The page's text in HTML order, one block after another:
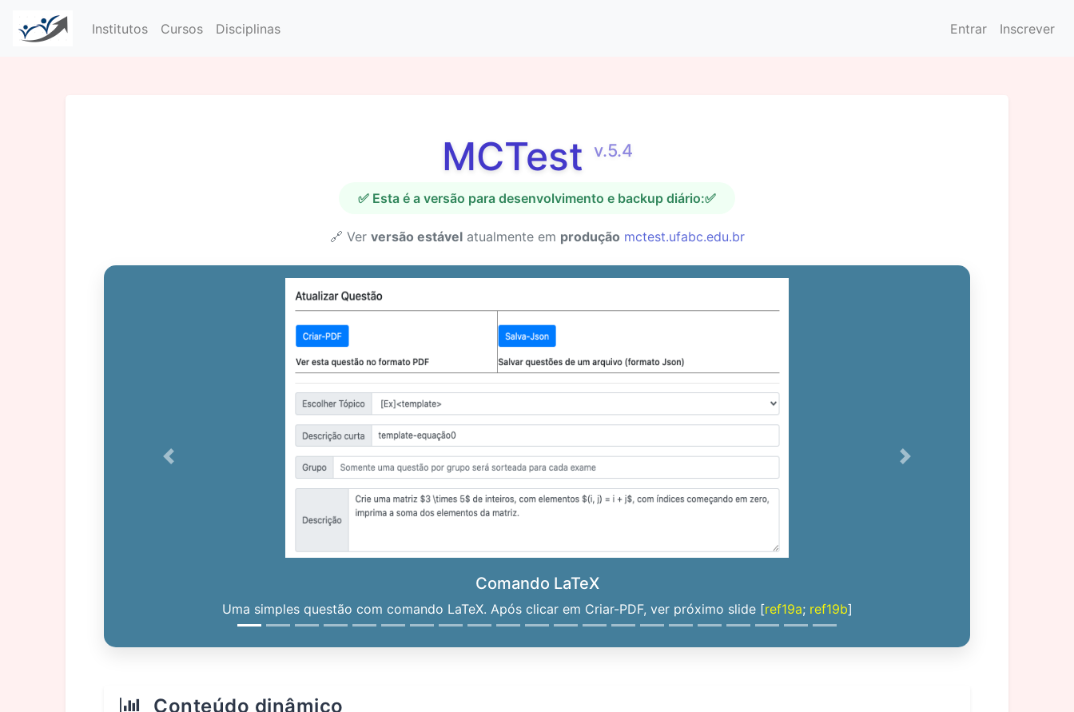
Institutos Cursos Disciplinas Entrar Inscrever
MCTest v.5.4
✅ Esta é a versão para desenvolvimento e backup diário:✅
🔗 Ver versão estávelatualmente em produção mctest.ufabc.edu.br
Comando LaTeX
Uma simples questão com comando LaTeX. Após clicar em Criar-PDF, ver próximo slide [ref19a; ref19b]
Previous Next
Conteúdo dinâmico